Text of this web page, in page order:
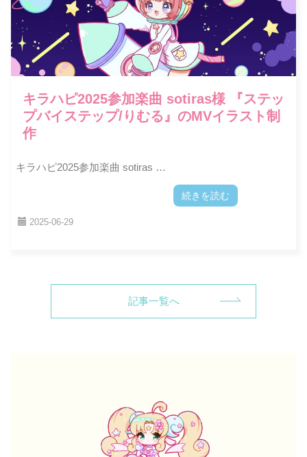
キラハピ2025参加楽曲 sotiras様 『ステッ
プバイステップ/りむる』のMVイラスト制
作
キラハピ2025参加楽曲 sotiras …
続きを読む
2025-06-29
記事一覧へ